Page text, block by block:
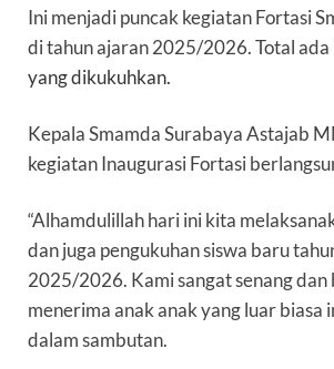
Ini menjadi puncak kegiatan Fortasi
di tahun ajaran 2025/2026.Total ada
yang dikukuhkan.
Kepala Smamda Surabaya Astajab
kegiatan Inaugurasi Fortasi
“Alhamdulillah hari ini kita
dan juga pengukuhan siswa baru
2025/2026. Kami sangat senang dan
menerima anak anak yang luar biasa
dalam sambutan.